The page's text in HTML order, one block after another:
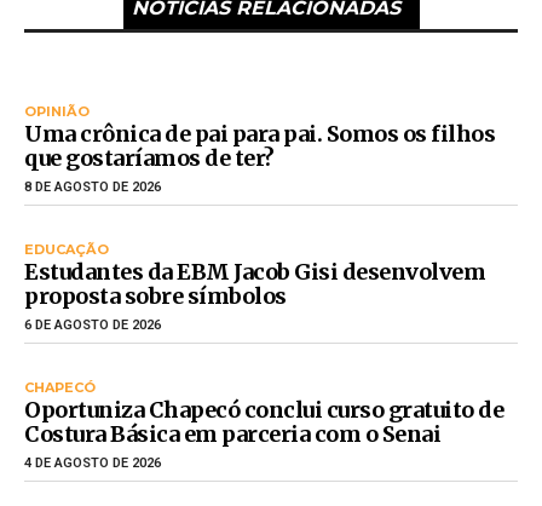
NOTÍCIAS RELACIONADAS
OPINIÃO
Uma crônica de pai para pai. Somos os filhos
que gostaríamos de ter?
8 DE AGOSTO DE 2026
EDUCAÇÃO
Estudantes da EBM Jacob Gisi desenvolvem
proposta sobre símbolos
6 DE AGOSTO DE 2026
CHAPECÓ
Oportuniza Chapecó conclui curso gratuito de
Costura Básica em parceria com o Senai
4 DE AGOSTO DE 2026